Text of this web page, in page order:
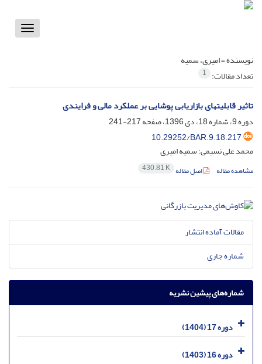
Toggle
نویسنده =امیری، سمیه
تعداد مقالات: 1
تاثیر قابلیت‏های بازاریابی پوشایی بر عملکرد مالی و فرایندی
دوره 9، شماره 18، دی 1396، صفحه
217-241
10.29252/BAR.9.18.217
محمد علی نسیمی؛ سمیه امیری
مشاهده مقاله اصل مقاله 430.81 K
مقالات آماده انتشار
شماره جاری
شماره‌های پیشین نشریه
دوره 17 (1404)
دوره 16 (1403)